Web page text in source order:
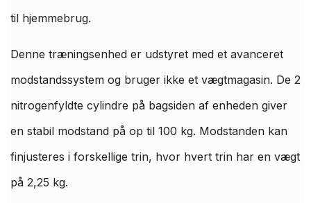
til hjemmebrug.
Denne træningsenhed er udstyret med et avanceret
modstandssystem og bruger ikke et vægtmagasin. De 2
nitrogenfyldte cylindre på bagsiden af ​​enheden giver
en stabil modstand på op til 100 kg. Modstanden kan
finjusteres i forskellige trin, hvor hvert trin har en vægt
på 2,25 kg.